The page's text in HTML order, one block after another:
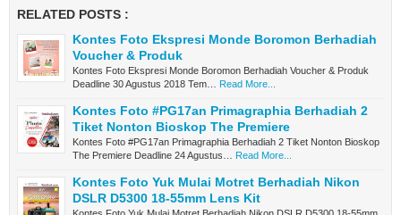
RELATED POSTS :
Kontes Foto Ekspresi Monde Boromon Berhadiah
Voucher & Produk
Kontes Foto Ekspresi Monde Boromon Berhadiah Voucher & Produk
Deadline 30 Agustus 2018 Tem…
Read More...
Kontes Foto #PG17an Primagraphia Berhadiah 2
Tiket Nonton Bioskop The Premiere
Kontes Foto #PG17an Primagraphia Berhadiah 2 Tiket Nonton Bioskop
The Premiere Deadline 24 Agustus…
Read More...
Kontes Foto Yuk Mulai Motret Berhadiah Nikon
DSLR D5300 18-55mm Lens Kit